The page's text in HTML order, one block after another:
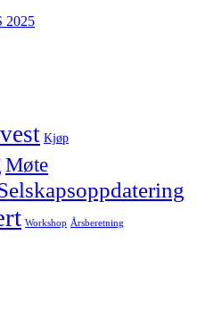
2025
Kjøp
Møte
Workshop Årsberetning